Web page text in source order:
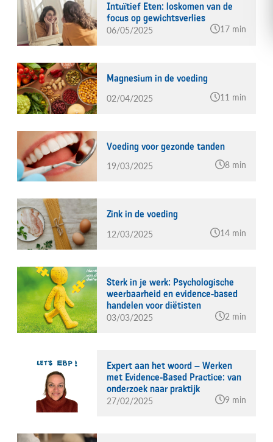
Intuïtief Eten: loskomen van de
focus op gewichtsverlies
06/05/2025 17 min
Magnesium in de voeding
02/04/2025 11 min
Voeding voor gezonde tanden
19/03/2025 8 min
Zink in de voeding
12/03/2025 14 min
Sterk in je werk: Psychologische
weerbaarheid en evidence-based
handelen voor diëtisten
03/03/2025 2 min
Expert aan het woord – Werken
met Evidence-Based Practice: van
onderzoek naar praktijk
27/02/2025 9 min